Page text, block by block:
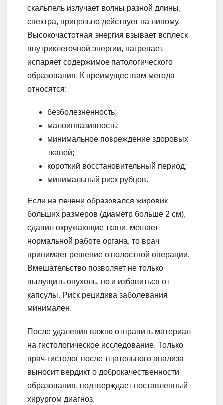
скальпель излучает волны разной длины,
спектра, прицельно действует на липому.
Высокочастотная энергия взывает всплеск
внутриклеточной энергии, нагревает,
испаряет содержимое патологического
образования. К преимуществам метода
относятся:
безболезненность;
малоинвазивность;
минимальное повреждение здоровых
тканей;
короткий восстановительный период;
минимальный риск рубцов.
Если на печени образовался жировик
больших размеров (диаметр больше 2 см),
сдавил окружающие ткани, мешает
нормальной работе органа, то врач
принимает решение о полостной операции.
Вмешательство позволяет не только
вылущить опухоль, но и избавиться от
капсулы. Риск рецидива заболевания
минимален.
После удаления важно отправить материал
на гистологическое исследование. Только
врач-гистолог после тщательного анализа
выносит вердикт о доброкачественности
образования, подтверждает поставленный
хирургом диагноз.